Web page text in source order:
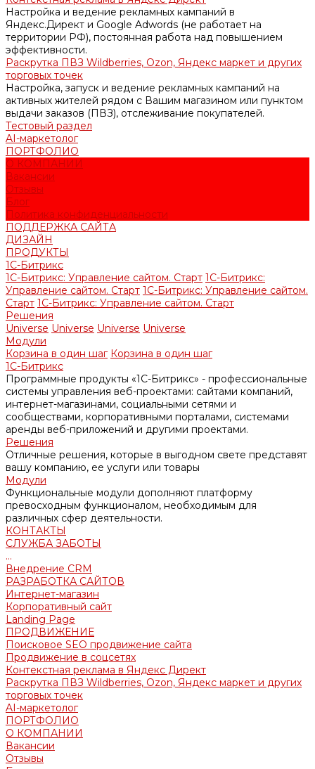
Настройка и ведение рекламных кампаний в
Яндекс.Директ и Google Adwords (не работает на
территории РФ), постоянная работа над повышением
эффективности.
Раскрутка ПВЗ Wildberries, Ozon, Яндекс маркет и других
торговых точек
Настройка, запуск и ведение рекламных кампаний на
активных жителей рядом с Вашим магазином или пунктом
выдачи заказов (ПВЗ), отслеживание покупателей.
Тестовый раздел
AI-маркетолог
ПОРТФОЛИО
О КОМПАНИИ
Вакансии
Отзывы
Блог
Политика конфиденциальности
ПОДДЕРЖКА САЙТА
ДИЗАЙН
ПРОДУКТЫ
1С-Битрикс
1С-Битрикс: Управление сайтом. Старт 1С-Битрикс:
Управление сайтом. Старт 1С-Битрикс: Управление сайтом.
Старт 1С-Битрикс: Управление сайтом. Старт
Решения
Universe Universe Universe Universe
Модули
Корзина в один шаг Корзина в один шаг
1С-Битрикс
Программные продукты «1С-Битрикс» - профессиональные
системы управления веб-проектами: сайтами компаний,
интернет-магазинами, социальными сетями и
сообществами, корпоративными порталами, системами
аренды веб-приложений и другими проектами.
Решения
Отличные решения, которые в выгодном свете представят
вашу компанию, ее услуги или товары
Модули
Функциональные модули дополняют платформу
превосходным функционалом, необходимым для
различных сфер деятельности.
КОНТАКТЫ
СЛУЖБА ЗАБОТЫ
...
Внедрение CRM
РАЗРАБОТКА САЙТОВ
Интернет-магазин
Корпоративный сайт
Landing Page
ПРОДВИЖЕНИЕ
Поисковое SEO продвижение сайта
Продвижение в соцсетях
Контекстная реклама в Яндекс Директ
Раскрутка ПВЗ Wildberries, Ozon, Яндекс маркет и других
торговых точек
AI-маркетолог
ПОРТФОЛИО
О КОМПАНИИ
Вакансии
Отзывы